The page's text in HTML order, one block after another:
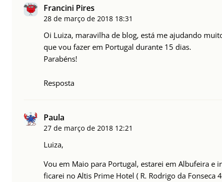
Francini Pires
28 de março de 2018 18:31
Oi Luiza, maravilha de blog, está me ajudando
que vou fazer em Portugal durante 15 dias.
Parabéns!
Resposta
Paula
27 de março de 2018 12:21
Luiza,
Vou em Maio para Portugal, estarei em Albufeira e
ficarei no Altis Prime Hotel ( R. Rodrigo da Fonseca